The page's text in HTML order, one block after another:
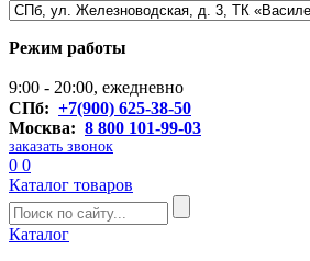
Режим работы
9:00 - 20:00, ежедневно
СПб: +7(900) 625-38-50
Москва: 8 800 101-99-03
заказать звонок
0 0
Каталог товаров
Каталог